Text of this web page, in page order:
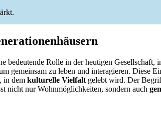
bedeutende Rolle in der heutigen Gesellschaft,
gemeinsam zu leben und interagieren. Diese
in dem kulturelle Vielfalt gelebt wird. Der
nicht nur Wohnmöglichkeiten, sondern auch